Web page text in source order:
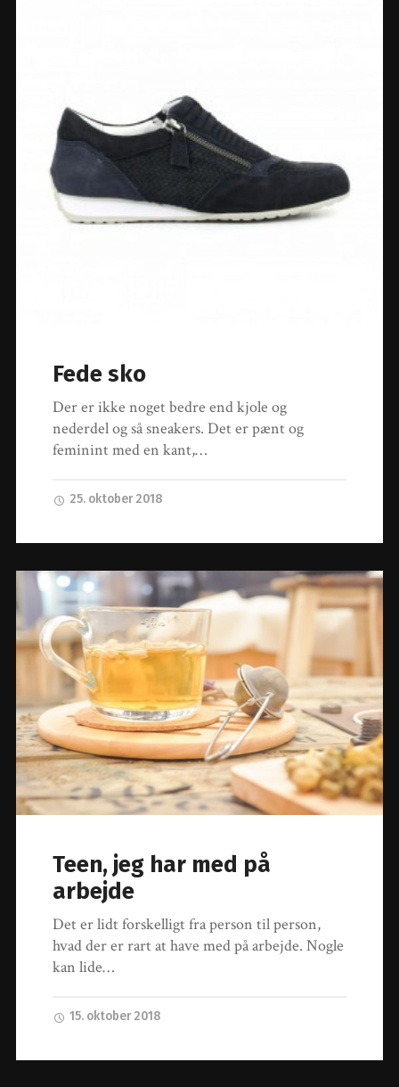
Fede sko
Der er ikke noget bedre end kjole og
nederdel og så sneakers. Det er pænt og
feminint med en kant,…
25. oktober 2018
Teen, jeg har med på
arbejde
Det er lidt forskelligt fra person til person,
hvad der er rart at have med på arbejde. Nogle
kan lide…
15. oktober 2018